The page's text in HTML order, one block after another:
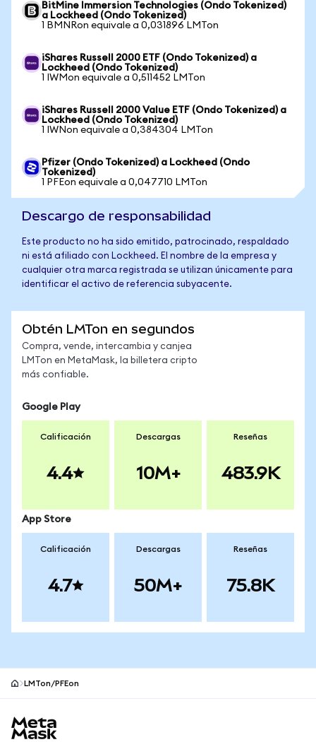
BitMine Immersion Technologies (Ondo Tokenized)
a Lockheed (Ondo Tokenized)
1 BMNRon equivale a 0,031896 LMTon
iShares Russell 2000 ETF (Ondo Tokenized) a
Lockheed (Ondo Tokenized)
1 IWMon equivale a 0,511452 LMTon
iShares Russell 2000 Value ETF (Ondo Tokenized) a
Lockheed (Ondo Tokenized)
1 IWNon equivale a 0,384304 LMTon
Pfizer (Ondo Tokenized) a Lockheed (Ondo
Tokenized)
1 PFEon equivale a 0,047710 LMTon
Descargo de responsabilidad
Este producto no ha sido emitido, patrocinado, respaldado
ni está afiliado con Lockheed. El nombre de la empresa y
cualquier otra marca registrada se utilizan únicamente para
identificar el activo de referencia subyacente.
Obtén LMTon en segundos
Compra, vende, intercambia y canjea
LMTon en MetaMask, la billetera cripto
más confiable.
Google Play
Calificación
4.4
Descargas
10M+
Reseñas
483.9K
App Store
Calificación
4.7
Descargas
50M+
Reseñas
75.8K
LMTon/PFEon